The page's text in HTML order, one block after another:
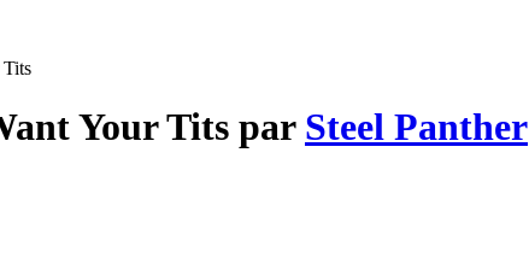
Tits
Your Tits par Steel Panther